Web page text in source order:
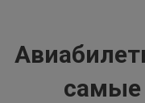
самые